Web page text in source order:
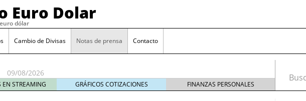
Euro Dolar
dólar
Cambio de Divisas Notas de prensa Contacto
09/08/2026
EN STREAMING GRÁFICOS COTIZACIONES FINANZAS PERSONALES